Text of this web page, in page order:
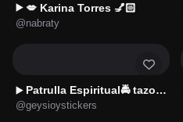
▶️ 💋 Karina Torres 💅🏻
@nabraty
▶️ Patrulla Espiritual🚔 tazo d🚔
@geysioystickers